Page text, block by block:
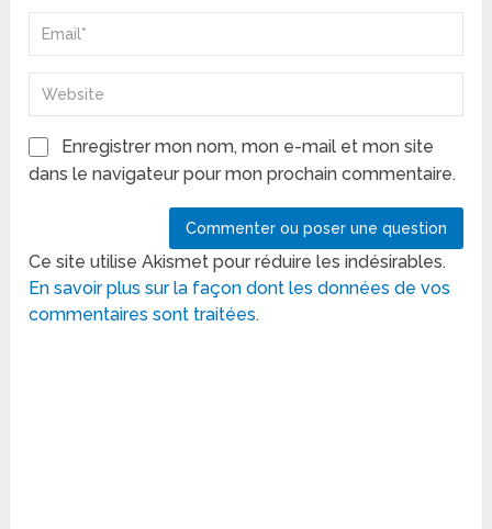
Enregistrer mon nom, mon e-mail et mon site
dans le navigateur pour mon prochain commentaire.
Ce site utilise Akismet pour réduire les indésirables.
En savoir plus sur la façon dont les données de vos
commentaires sont traitées.